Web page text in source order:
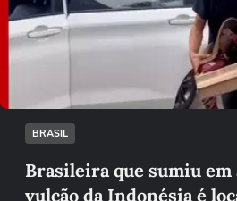
Não foi possível
Tentar novamente
BRASIL
Brasileira que sumiu
vulcão da Indonésia é